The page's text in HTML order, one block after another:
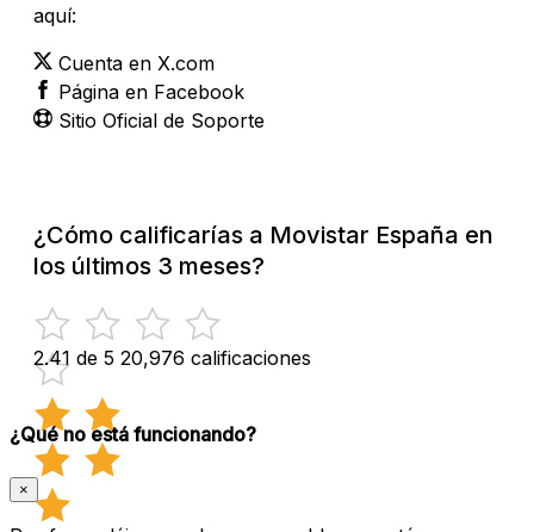
aquí:
Cuenta en X.com
Página en Facebook
Sitio Oficial de Soporte
¿Cómo calificarías a Movistar España en
los últimos 3 meses?
2.41 de 5 20,976 calificaciones
¿Qué no está funcionando?
×